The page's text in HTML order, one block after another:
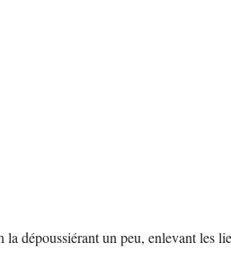
dépoussiérant un peu, enlevant les